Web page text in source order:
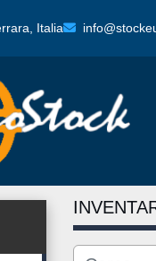
Italia